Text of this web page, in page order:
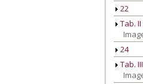
22
Tab. II
24
Tab. III